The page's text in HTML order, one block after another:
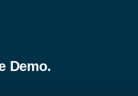
Demo.